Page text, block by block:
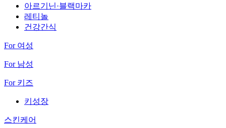
아르기닌·블랙마카
레티놀
건강간식
For 여성
For 남성
For 키즈
키성장
스킨케어